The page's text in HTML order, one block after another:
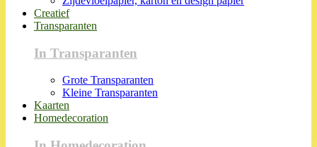
Creatief
Transparanten
In Transparanten
Grote Transparanten
Kleine Transparanten
Kaarten
Homedecoration